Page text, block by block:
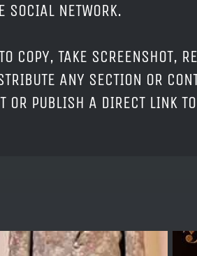
SOCIAL NETWORK.
COPY, TAKE SCREENSHOT,
ANY SECTION OR
OR PUBLISH A DIRECT LINK